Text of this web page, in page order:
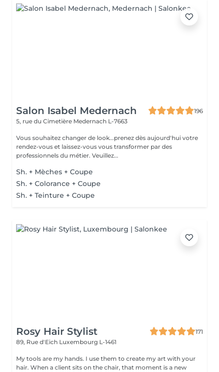
Salon Isabel Medernach
196
5, rue du Cimetière Medernach L-7663
Vous souhaitez changer de look...prenez dès aujourd'hui votre
rendez-vous et laissez-vous vous transformer par des
professionnels du métier. Veuillez...
Sh. + Mèches + Coupe
Sh. + Colorance + Coupe
Sh. + Teinture + Coupe
Rosy Hair Stylist
171
89, Rue d'Eich Luxembourg L-1461
My tools are my hands. I use them to create my art with your
hair. When a client sits on the chair, that moment is a new